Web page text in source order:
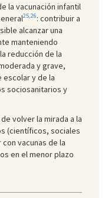
la vacunación infantil
25,26: contribuir a
alcanzar una
manteniendo
reducción de la
y grave,
y de la
sociosanitarios y
volver la mirada a la
(científicos, sociales
vacunas de la
en el menor plazo